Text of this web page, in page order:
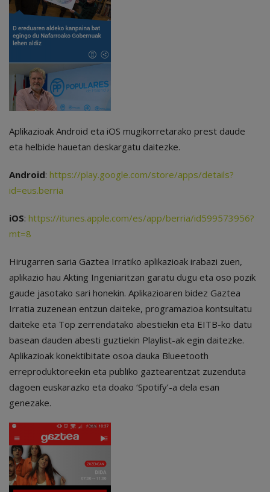
Aplikazioak Android eta iOS mugikorretarako prest daude
eta helbide hauetan deskargatu daitezke.
Android: https://play.google.com/store/apps/details?
id=eus.berria
iOS: https://itunes.apple.com/es/app/berria/id599573956?
mt=8
Hirugarren saria Gaztea Irratiko aplikazioak irabazi zuen,
aplikazio hau Akting Ingeniaritzan garatu dugu eta oso pozik
gaude jasotako sari honekin. Aplikazioaren bidez Gaztea
Irratia zuzenean entzun daiteke, programazioa kontsultatu
daiteke eta Top zerrendatako abestiekin eta EITB-ko datu
basean dauden abesti guztiekin Playlist-ak egin daitezke.
Aplikazioak konektibitate osoa dauka Blueetooth
erreproduktoreekin eta publiko gaztearentzat zuzenduta
dagoen euskarazko eta doako ‘Spotify’-a dela esan
genezake.